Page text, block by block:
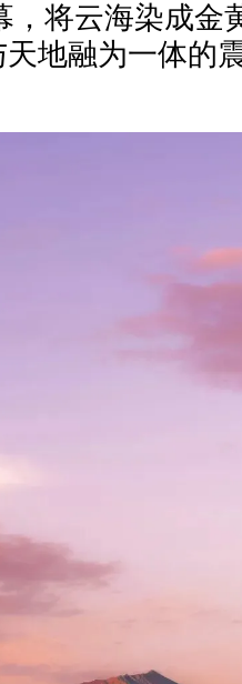
，将云海染成金
地融为一体的